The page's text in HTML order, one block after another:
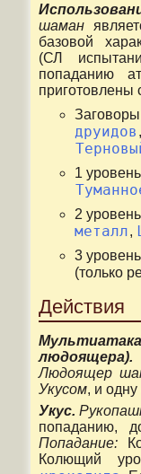
шаман
базовой
(СЛ
попаданию
приготовлены
друидов ,
1
2
металл,
3
(только
Действия
людоящера).
Людоящер
Укусом, и одну
Укус.
попаданию,
Попадание:
Колющий